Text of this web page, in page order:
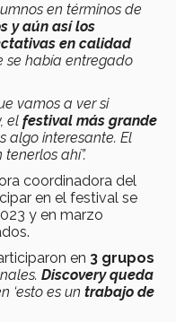
en términos de
y aún así los
en calidad
se había entregado
vamos a ver si
el festival más grande
algo interesante. El
ahí”.
coordinadora del
en el festival se
y en marzo
en 3 grupos
Discovery queda
‘esto es un trabajo de